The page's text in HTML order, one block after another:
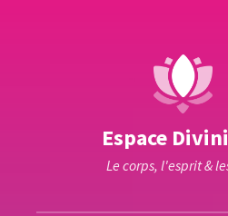
Espace
Le corps, l'esprit &